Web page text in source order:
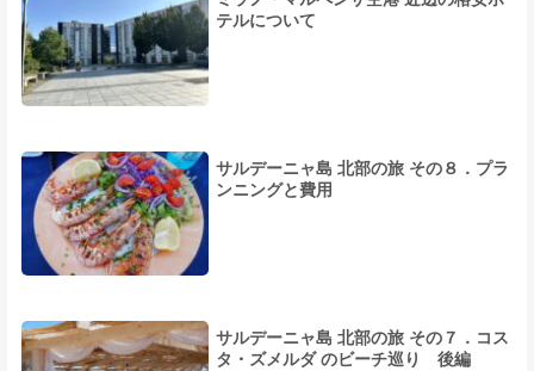
テルについて
サルデーニャ島 北部の旅 その８．プラ
ンニングと費用
サルデーニャ島 北部の旅 その７．コス
タ・ズメルダ のビーチ巡り 後編